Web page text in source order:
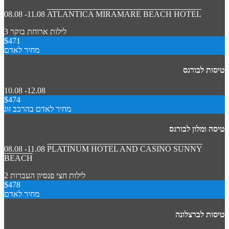
08.08 -11.08 ATLANTICA MIRAMARE BEACH HOTEL
3 לילות ארוחת בוקר
$471
מחיר לאדם
טיסות לבורגס
10.08 -12.08
$474
מחיר לאדם בהרכב זוג
טיסה ומלון לבורגס
08.08 -11.08 PLATINUM HOTEL AND CASINO SUNNY
BEACH
2 לילות חצי פנסיון העברות
$478
מחיר לאדם
טיסות לברצלונה